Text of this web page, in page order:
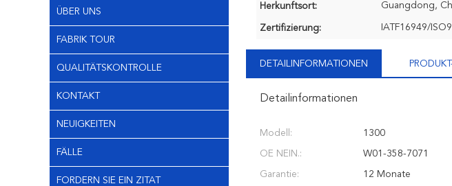
ÜBER UNS
FABRIK TOUR
QUALITÄTSKONTROLLE
KONTAKT
NEUIGKEITEN
FÄLLE
FORDERN SIE EIN ZITAT
Herkunftsort: Guangdong,
Zertifizierung: IATF16949/
DETAILINFORMATIONEN
Detailinformationen
Modell: 1300
OE NEIN.: W01-358-7071
Garantie: 12 Monate